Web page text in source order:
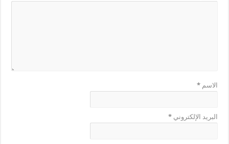
الاسم*
البريد الإلكتروني*